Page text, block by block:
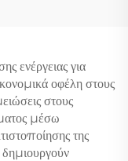
Ηλιακής Ενέργειας
ενέργειας για
οφέλη στους
στους
μέσω
της
δημιουργούν